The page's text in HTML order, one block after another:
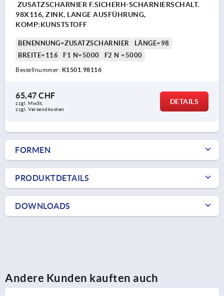
ZUSATZSCHARNIER F.SICHERH-SCHARNIERSCHALT.
98X116, ZINK, LANGE AUSFÜHRUNG,
KOMP:KUNSTSTOFF
BENENNUNG=ZUSATZSCHARNIER
LÄNGE=98
BREITE=116
F1 N=5000 F2 N =5000
Bestellnummer: K1501.98116
65,47 CHF
zzgl. MwSt.
zzgl. Versandkosten
DETAILS
FORMEN
PRODUKTDETAILS
DOWNLOADS
Andere Kunden kauften auch